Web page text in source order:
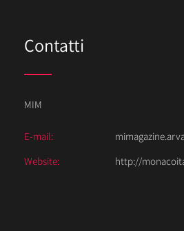
Contatti
MIM
E-mail:
Website:
http://